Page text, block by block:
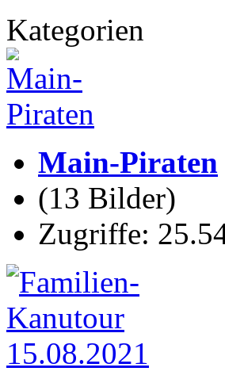
Kategorien
Main-Piraten
(13 Bilder)
Zugriffe: